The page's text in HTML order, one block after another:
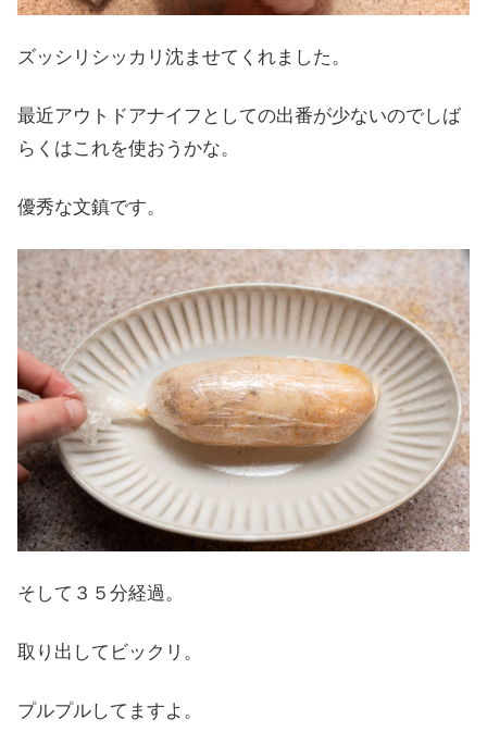
ズッシリシッカリ沈ませてくれました。
最近アウトドアナイフとしての出番が少ないのでしば
らくはこれを使おうかな。
優秀な文鎮です。
そして３５分経過。
取り出してビックリ。
プルプルしてますよ。